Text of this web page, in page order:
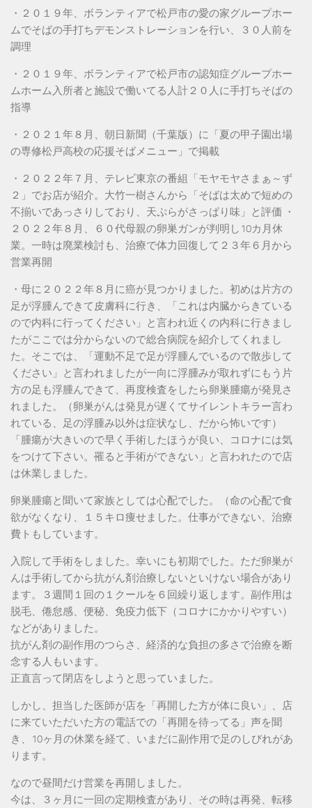
・２０１９年、ボランティアで松戸市の愛の家グループホー
ムでそばの手打ちデモンストレーションを行い、３０人前を
調理
・２０１９年、ボランティアで松戸市の認知症グループホー
ムホーム入所者と施設で働いてる人計２０人に手打ちそばの
指導
・２０２１年８月、朝日新聞（千葉版）に「夏の甲子園出場
の専修松戸高校の応援そばメニュー」で掲載
・２０２２年７月、テレビ東京の番組「モヤモヤさまぁ～ず
２」でお店が紹介。大竹一樹さんから「そばは太めで短めの
不揃いであっさりしており、天ぷらがさっぱり味」と評価 ・
２０２２年８月、６０代母親の卵巣ガンが判明し10カ月休
業。一時は廃業検討も、治療で体力回復して２３年６月から
営業再開
・母に２０２２年８月に癌が見つかりました。初めは片方の
足が浮腫んできて皮膚科に行き、「これは内臓からきている
ので内科に行ってください」と言われ近くの内科に行きまし
たがここでは分からないので総合病院を紹介してくれまし
た。そこでは、「運動不足で足が浮腫んでいるので散歩して
ください」と言われましたが一向に浮腫みが取れずにもう片
方の足も浮腫んできて、再度検査をしたら卵巣腫瘍が発見さ
れました。（卵巣がんは発見が遅くてサイレントキラー言わ
れている、足の浮腫み以外は症状なし、だから怖いです）
「腫瘍が大きいので早く手術したほうが良い、コロナには気
をつけて下さい。罹ると手術ができない」と言われたので店
は休業しました。
卵巣腫瘍と聞いて家族としては心配でした。（命の心配で食
欲がなくなり、１５キロ痩せました。仕事ができない、治療
費トもしています。
入院して手術をしました。幸いにも初期でした。ただ卵巣が
んは手術してから抗がん剤治療しないといけない場合があり
ます。３週間１回の１クールを６回繰り返します。副作用は
脱毛、倦怠感、便秘、免疫力低下（コロナにかかりやすい）
などがありました。
抗がん剤の副作用のつらさ、経済的な負担の多さで治療を断
念する人もいます。
正直言って閉店をしようと思っていました。
しかし、担当した医師が店を「再開した方が体に良い」、店
に来ていただいた方の電話での「再開を待ってる」声を聞
き、10ヶ月の休業を経て、いまだに副作用で足のしびれがあ
ります。
なので昼間だけ営業を再開しました。
今は、３ヶ月に一回の定期検査があり、その時は再発、転移